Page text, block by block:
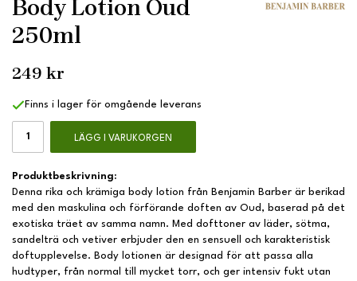
Body Lotion Oud
250ml
249 kr
Finns i lager för omgående leverans
LÄGG I VARUKORGEN
Produktbeskrivning:
Denna rika och krämiga body lotion från Benjamin Barber är berikad
med den maskulina och förförande doften av Oud, baserad på det
exotiska träet av samma namn. Med dofttoner av läder, sötma,
sandelträ och vetiver erbjuder den en sensuell och karakteristisk
doftupplevelse. Body lotionen är designad för att passa alla
hudtyper, från normal till mycket torr, och ger intensiv fukt utan